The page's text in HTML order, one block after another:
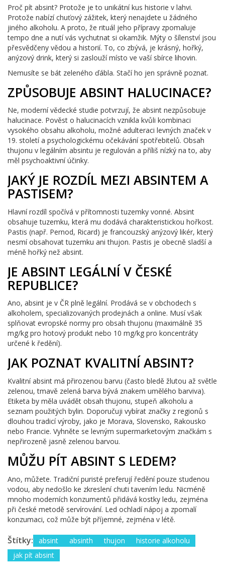
Proč pít absint? Protože je to unikátní kus historie v lahvi.
Protože nabízí chuťový zážitek, který nenajdete u žádného
jiného alkoholu. A proto, že rituál jeho přípravy zpomaluje
tempo dne a nutí vás vychutnat si okamžik. Mýty o šílenství jsou
přesvědčeny vědou a historií. To, co zbývá, je krásný, hořký,
anýzový drink, který si zaslouží místo ve vaší sbírce lihovin.
Nemusíte se bát zeleného ďábla. Stačí ho jen správně poznat.
ZPŮSOBUJE ABSINT HALUCINACE?
Ne, moderní vědecké studie potvrzují, že absint nezpůsobuje
halucinace. Pověst o halucinacích vznikla kvůli kombinaci
vysokého obsahu alkoholu, možné adulteraci levných značek v
19. století a psychologickému očekávání spotřebitelů. Obsah
thujonu v legálním absintu je regulován a příliš nízký na to, aby
měl psychoaktivní účinky.
JAKÝ JE ROZDÍL MEZI ABSINTEM A
PASTISEM?
Hlavní rozdíl spočívá v přítomnosti tuzemky vonné. Absint
obsahuje tuzemku, která mu dodává charakteristickou hořkost.
Pastis (např. Pernod, Ricard) je francouzský anýzový likér, který
nesmí obsahovat tuzemku ani thujon. Pastis je obecně sladší a
méně hořký než absint.
JE ABSINT LEGÁLNÍ V ČESKÉ
REPUBLICE?
Ano, absint je v ČR plně legální. Prodává se v obchodech s
alkoholem, specializovaných prodejnách a online. Musí však
splňovat evropské normy pro obsah thujonu (maximálně 35
mg/kg pro hotový produkt nebo 10 mg/kg pro koncentráty
určené k ředění).
JAK POZNAT KVALITNÍ ABSINT?
Kvalitní absint má přirozenou barvu (často bledě žlutou až světle
zelenou, tmavě zelená barva bývá znakem umělého barviva).
Etiketa by měla uvádět obsah thujonu, stupeň alkoholu a
seznam použitých bylin. Doporučuji vybírat značky z regionů s
dlouhou tradicí výroby, jako je Morava, Slovensko, Rakousko
nebo Francie. Vyhněte se levným supermarketovým značkám s
nepřirozeně jasně zelenou barvou.
MŮŽU PÍT ABSINT S LEDEM?
Ano, můžete. Tradiční puristé preferují ředění pouze studenou
vodou, aby nedošlo ke zkreslení chuti tavením ledu. Nicméně
mnoho moderních konzumentů přidává kostky ledu, zejména
při české metodě servírování. Led ochladí nápoj a zpomalí
konzumaci, což může být příjemné, zejména v létě.
Štítky: absint absinth thujon
historie alkoholu
jak pít absint